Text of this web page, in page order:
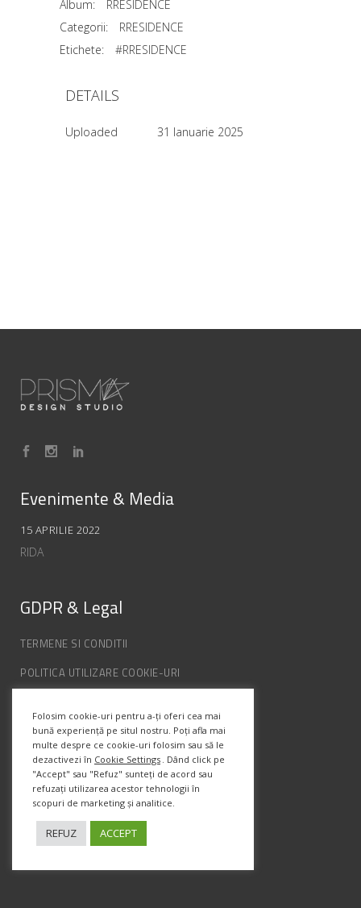
Album:
RRESIDENCE
Categorii:
RRESIDENCE
Etichete:
#RRESIDENCE
DETAILS
Uploaded 31 Ianuarie 2025
Evenimente & Media
15 APRILIE 2022
RIDA
GDPR & Legal
TERMENE SI CONDITII
POLITICA UTILIZARE COOKIE-URI
ANPC
Info Contact
Str. Semenic, Nr.1, Ap.5, Timisoara.
Telefon:(+4) 0747 066 701
Folosim cookie-uri pentru a-ți oferi cea mai
bună experiență pe situl nostru. Poți afla mai
multe despre ce cookie-uri folosim sau să le
dezactivezi în Cookie Settings . Dând click pe
"Accept" sau "Refuz" sunteți de acord sau
refuzați utilizarea acestor tehnologii în
scopuri de marketing și analitice.
REFUZ ACCEPT